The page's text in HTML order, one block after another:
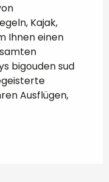
Kajak,
Ihnen einen
bigouden sud
Ausflügen,